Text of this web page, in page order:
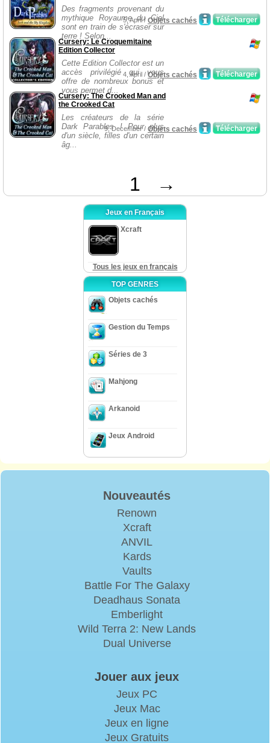
Des fragments provenant du
mythique Royaume du Ciel
sont en train de s'écraser sur
terre ! Selon...
Télécharger
5, April / Objets cachés
Cursery: Le Croquemitaine
Edition Collector
Cette Edition Collector est un
accès privilégié qui vous
offre de nombreux bonus et
vous permet d...
Télécharger
4, April / Objets cachés
Cursery: The Crooked Man and
the Crooked Cat
Les créateurs de la série
Dark Parables ! Pour plus
d'un siècle, filles d'un certain
âg...
Télécharger
9, December / Objets cachés
1 →
Jeux en Français
Xcraft
Tous les jeux en français
TOP GENRES
Objets cachés
Gestion du Temps
Séries de 3
Mahjong
Arkanoid
Jeux Android
Nouveautés
Renown
Xcraft
ANVIL
Kards
Vaults
Battle For The Galaxy
Deadhaus Sonata
Emberlight
Wild Terra 2: New Lands
Dual Universe
Jouer aux jeux
Jeux PC
Jeux Mac
Jeux en ligne
Jeux Gratuits